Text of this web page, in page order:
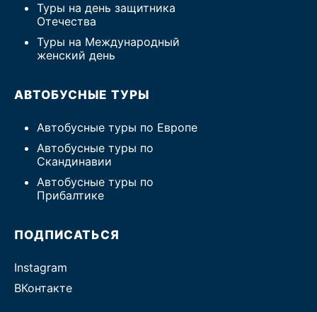
Туры на день защитника
Отечества
Туры на Международный
женский день
АВТОБУСНЫЕ ТУРЫ
Автобусные туры по Европе
Автобусные туры по
Скандинавии
Автобусные туры по
Прибалтике
ПОДПИСАТЬСЯ
Instagram
ВКонтакте